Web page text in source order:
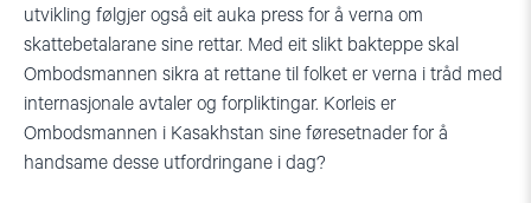
utvikling følgjer også eit auka press for å verna om
skattebetalarane sine rettar. Med eit slikt bakteppe skal
Ombodsmannen sikra at rettane til folket er verna i tråd med
internasjonale avtaler og forpliktingar. Korleis er
Ombodsmannen i Kasakhstan sine føresetnader for å
handsame desse utfordringane i dag?